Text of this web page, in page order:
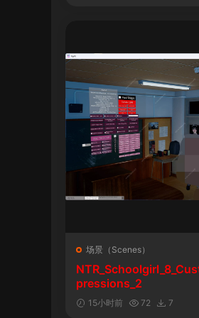
场景（Scenes）
pressions_2
15小时前 72 7